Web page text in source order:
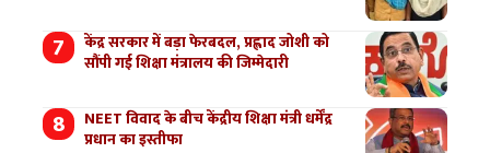
केंद्र सरकार में बड़ा फेरबदल, प्रह्लाद जोशी को
सौंपी गई शिक्षा मंत्रालय की जिम्मेदारी
NEET विवाद के बीच केंद्रीय शिक्षा मंत्री धर्मेंद्र
प्रधान का इस्तीफा